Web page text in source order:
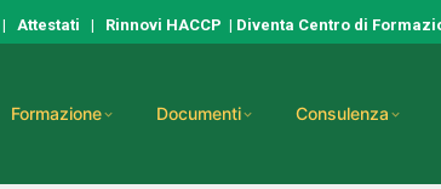
| Attestati | Rinnovi HACCP | Diventa Centro di
Formazione Documenti Consulenza